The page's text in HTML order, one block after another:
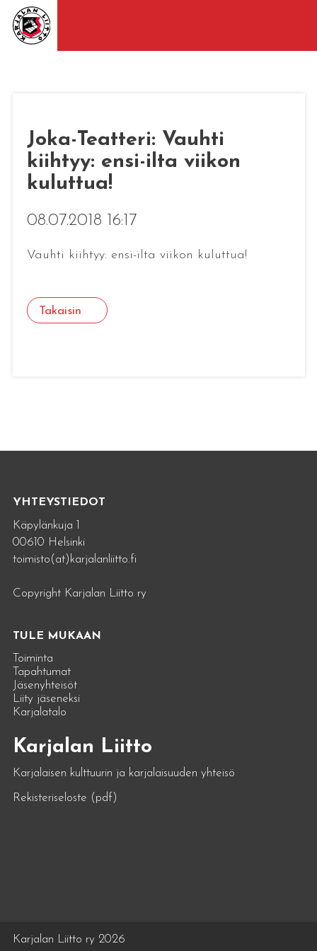
Joka-Teatteri: Vauhti
kiihtyy: ensi-ilta viikon
kuluttua!
08.07.2018 16:17
Vauhti kiihtyy: ensi-ilta viikon kuluttua!
Takaisin
YHTEYSTIEDOT
Käpylänkuja 1
00610 Helsinki
toimisto(at)karjalanliitto.fi
Copyright Karjalan Liitto ry
TULE MUKAAN
Toiminta
Tapahtumat
Jäsenyhteisöt
Liity jäseneksi
Karjalatalo
Karjalan Liitto
Karjalaisen kulttuurin ja karjalaisuuden yhteisö
Rekisteriseloste (pdf)
Karjalan Liitto ry 2026